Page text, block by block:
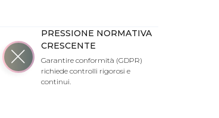
PRESSIONE NORMATIVA
CRESCENTE
Garantire conformità (GDPR)
richiede controlli rigorosi e
continui.